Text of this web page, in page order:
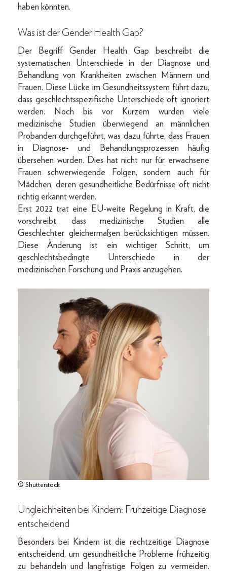
haben könnten.
Was ist der Gender Health Gap?
Der Begriff Gender Health Gap beschreibt die
systematischen Unterschiede in der Diagnose und
Behandlung von Krankheiten zwischen Männern und
Frauen. Diese Lücke im Gesundheitssystem führt dazu,
dass geschlechtsspezifische Unterschiede oft ignoriert
werden. Noch bis vor Kurzem wurden viele
medizinische Studien überwiegend an männlichen
Probanden durchgeführt, was dazu führte, dass Frauen
in Diagnose- und Behandlungsprozessen häufig
übersehen wurden. Dies hat nicht nur für erwachsene
Frauen schwerwiegende Folgen, sondern auch für
Mädchen, deren gesundheitliche Bedürfnisse oft nicht
richtig erkannt werden.
Erst 2022 trat eine EU-weite Regelung in Kraft, die
vorschreibt, dass medizinische Studien alle
Geschlechter gleichermaßen berücksichtigen müssen.
Diese Änderung ist ein wichtiger Schritt, um
geschlechtsbedingte Unterschiede in der
medizinischen Forschung und Praxis anzugehen.
© Shutterstock
Ungleichheiten bei Kindern: Frühzeitige Diagnose
entscheidend
Besonders bei Kindern ist die rechtzeitige Diagnose
entscheidend, um gesundheitliche Probleme frühzeitig
zu behandeln und langfristige Folgen zu vermeiden.